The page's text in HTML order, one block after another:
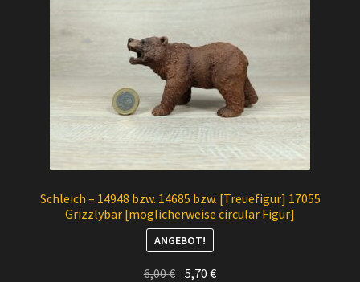
Schleich – 14948 bzw. 14685 bzw. [Treuefigur] 17055
Grizzlybär [möglicherweise circular Figur]
ANGEBOT!
6,00€ Ursprünglicher
5,70€Aktueller